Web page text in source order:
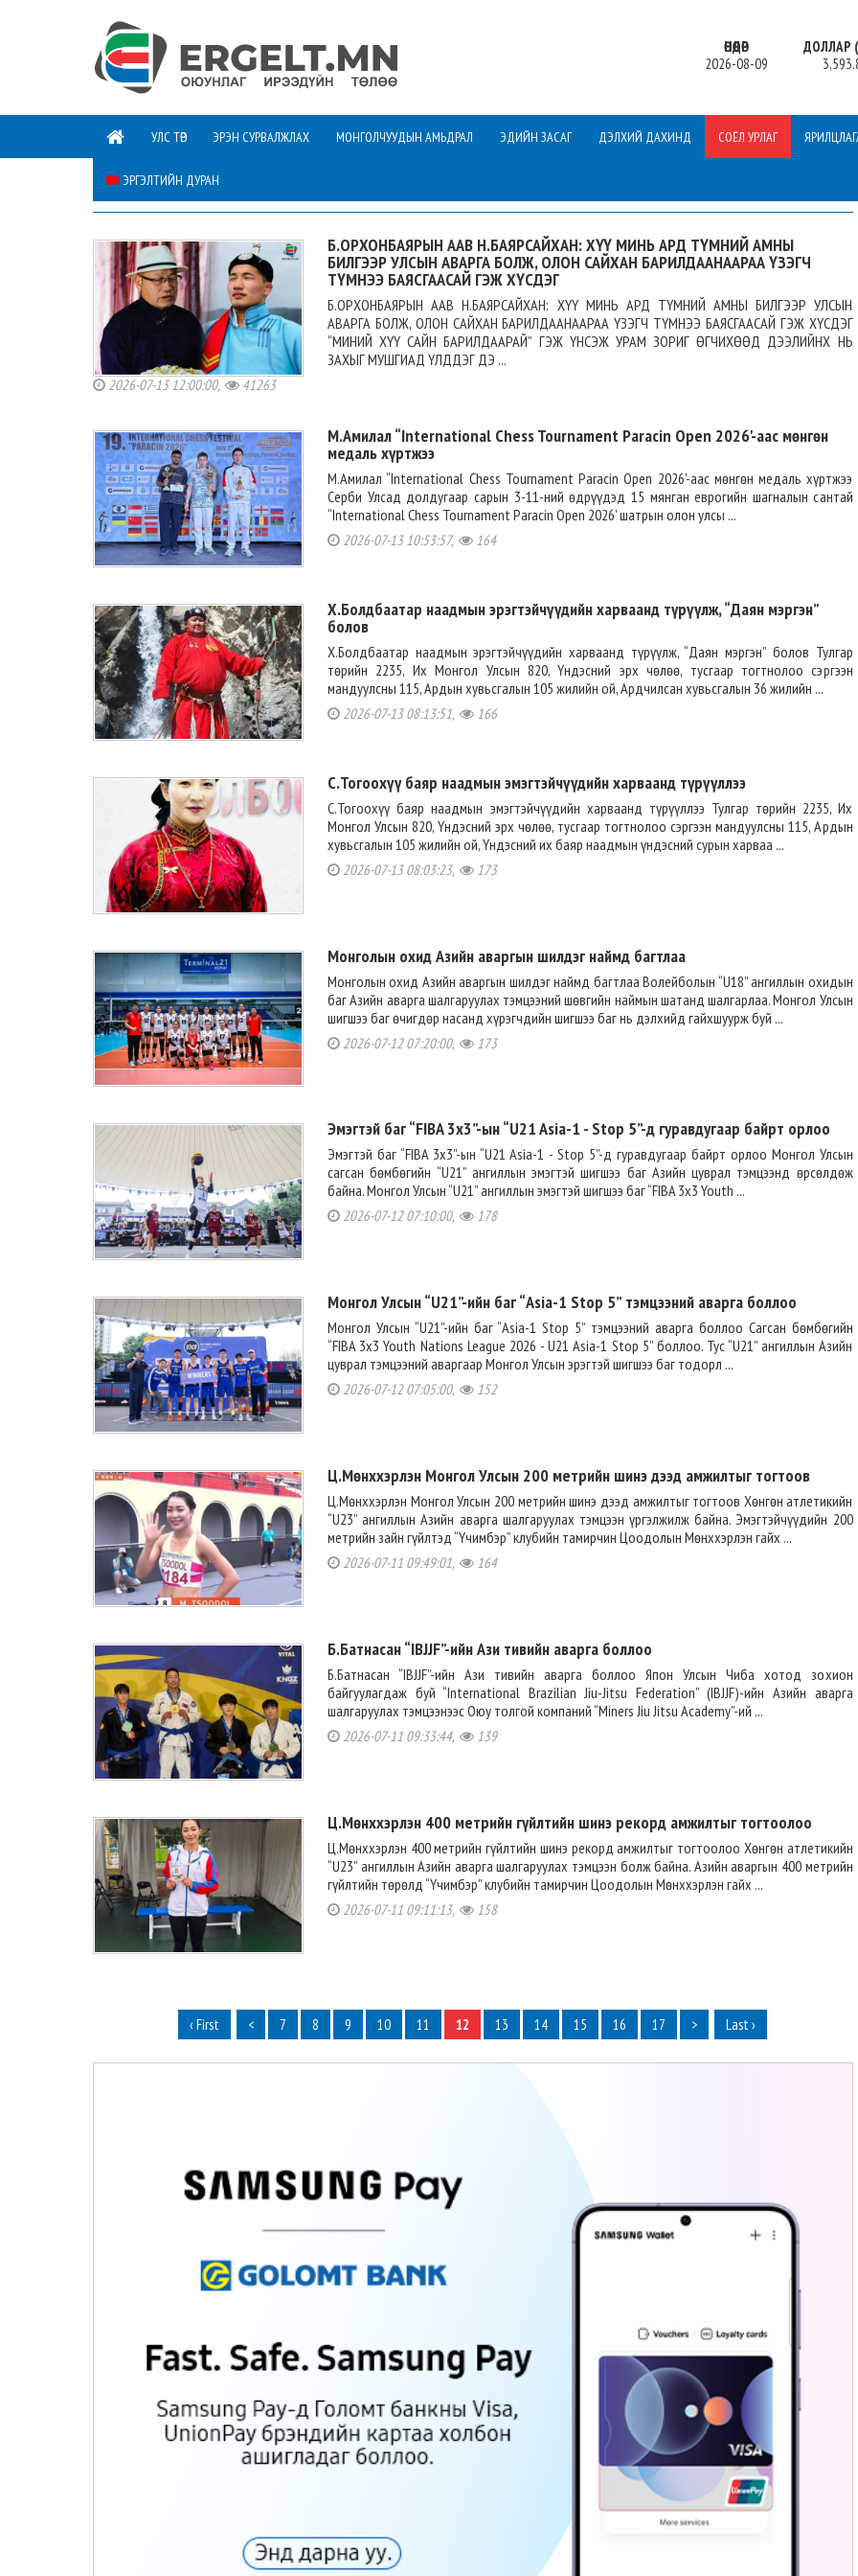
ӨНӨӨДӨР
2026-08-09
ДОЛЛАР
УЛС ТӨР ЭРЭН СУРВАЛЖЛАХ МОНГОЛЧУУДЫН АМЬДРАЛ ЭДИЙН ЗАСАГ ДЭЛХИЙ ДАХИНД СОЁЛ УРЛАГ
ЭРГЭЛТИЙН ДУРАН
Б.ОРХОНБАЯРЫН ААВ Н.БАЯРСАЙХАН: ХҮҮ МИНЬ АРД ТҮМНИЙ АМНЫ
БИЛГЭЭР УЛСЫН АВАРГА БОЛЖ, ОЛОН САЙХАН БАРИЛДААНААРАА ҮЗЭГЧ
ТҮМНЭЭ БАЯСГААСАЙ ГЭЖ ХҮСДЭГ
Б.ОРХОНБАЯРЫН ААВ Н.БАЯРСАЙХАН: ХҮҮ МИНЬ АРД ТҮМНИЙ АМНЫ БИЛГЭЭР УЛСЫН
АВАРГА БОЛЖ, ОЛОН САЙХАН БАРИЛДААНААРАА ҮЗЭГЧ ТҮМНЭЭ БАЯСГААСАЙ ГЭЖ ХҮСДЭГ
“МИНИЙ ХҮҮ САЙН БАРИЛДААРАЙ” ГЭЖ ҮНСЭЖ УРАМ ЗОРИГ ӨГЧИХӨӨД ДЭЭЛИЙНХ НЬ
ЗАХЫГ МУШГИАД ҮЛДДЭГ ДЭ ...
2026-07-13 12:00:00, 41263
М.Амилал “International Chess Tournament Paracin Open 2026'-аас мөнгөн
медаль хүртжээ
М.Амилал “International Chess Tournament Paracin Open 2026'-аас мөнгөн медаль хүртжээ
Серби Улсад долдугаар сарын 3-11-ний өдрүүдэд 15 мянган еврогийн шагналын сантай
“International Chess Tournament Paracin Open 2026' шатрын олон улсы ...
2026-07-13 10:53:57, 164
Х.Болдбаатар наадмын эрэгтэйчүүдийн харваанд түрүүлж, “Даян мэргэн”
болов
Х.Болдбаатар наадмын эрэгтэйчүүдийн харваанд түрүүлж, “Даян мэргэн” болов Тулгар
төрийн 2235, Их Монгол Улсын 820, Үндэсний эрх чөлөө, тусгаар тогтнолоо сэргээн
мандуулсны 115, Ардын хувьсгалын 105 жилийн ой, Ардчилсан хувьсгалын 36 жилийн ...
2026-07-13 08:13:51, 166
С.Тогоохүү баяр наадмын эмэгтэйчүүдийн харваанд түрүүллээ
С.Тогоохүү баяр наадмын эмэгтэйчүүдийн харваанд түрүүллээ Тулгар төрийн 2235, Их
Монгол Улсын 820, Үндэсний эрх чөлөө, тусгаар тогтнолоо сэргээн мандуулсны 115, Ардын
хувьсгалын 105 жилийн ой, Үндэсний их баяр наадмын үндэсний сурын харваа ...
2026-07-13 08:03:23, 173
Монголын охид Азийн аваргын шилдэг наймд багтлаа
Монголын охид Азийн аваргын шилдэг наймд багтлаа Волейболын “U18” ангиллын охидын
баг Азийн аварга шалгаруулах тэмцээний шөвгийн наймын шатанд шалгарлаа. Монгол Улсын
шигшээ баг өчигдөр насанд хүрэгчдийн шигшээ баг нь дэлхийд гайхшуурж буй ...
2026-07-12 07:20:00, 173
Эмэгтэй баг “FIBA 3x3”-ын “U21 Asia-1 - Stop 5”-д гуравдугаар байрт орлоо
Эмэгтэй баг “FIBA 3x3”-ын “U21 Asia-1 - Stop 5”-д гуравдугаар байрт орлоо Монгол Улсын
сагсан бөмбөгийн “U21” ангиллын эмэгтэй шигшээ баг Азийн цуврал тэмцээнд өрсөлдөж
байна. Монгол Улсын “U21” ангиллын эмэгтэй шигшээ баг “FIBA 3x3 Youth ...
2026-07-12 07:10:00, 178
Монгол Улсын “U21”-ийн баг “Asia-1 Stop 5” тэмцээний аварга боллоо
Монгол Улсын “U21”-ийн баг “Asia-1 Stop 5” тэмцээний аварга боллоо Сагсан бөмбөгийн
“FIBA 3x3 Youth Nations League 2026 - U21 Asia-1 Stop 5” боллоо. Тус “U21” ангиллын Азийн
цуврал тэмцээний аваргаар Монгол Улсын эрэгтэй шигшээ баг тодорл ...
2026-07-12 07:05:00, 152
Ц.Мөнххэрлэн Монгол Улсын 200 метрийн шинэ дээд амжилтыг тогтоов
Ц.Мөнххэрлэн Монгол Улсын 200 метрийн шинэ дээд амжилтыг тогтоов Хөнгөн атлетикийн
“U23” ангиллын Азийн аварга шалгаруулах тэмцээн үргэлжилж байна. Эмэгтэйчүүдийн 200
метрийн зайн гүйлтэд “Үчимбэр” клубийн тамирчин Цоодолын Мөнххэрлэн гайх ...
2026-07-11 09:49:01, 164
Б.Батнасан “IBJJF”-ийн Ази тивийн аварга боллоо
Б.Батнасан “IBJJF”-ийн Ази тивийн аварга боллоо Япон Улсын Чиба хотод зохион
байгуулагдаж буй “International Brazilian Jiu-Jitsu Federation” (IBJJF)-ийн Азийн аварга
шалгаруулах тэмцээнээс Оюу толгой компаний “Miners Jiu Jitsu Academy”-ий ...
2026-07-11 09:33:44, 139
Ц.Мөнххэрлэн 400 метрийн гүйлтийн шинэ рекорд амжилтыг тогтоолоо
Ц.Мөнххэрлэн 400 метрийн гүйлтийн шинэ рекорд амжилтыг тогтоолоо Хөнгөн атлетикийн
“U23” ангиллын Азийн аварга шалгаруулах тэмцээн болж байна. Азийн аваргын 400 метрийн
гүйлтийн төрөлд “Үчимбэр” клубийн тамирчин Цоодолын Мөнххэрлэн гайх ...
2026-07-11 09:11:13, 158
‹ First < 7 8 9 10 11 12 13 14 15 16 17 > Last ›